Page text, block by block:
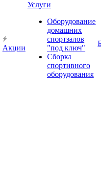
Акции
Услуги
Оборудование
домашних
спортзалов
"под ключ"
Сборка
спортивного
оборудования